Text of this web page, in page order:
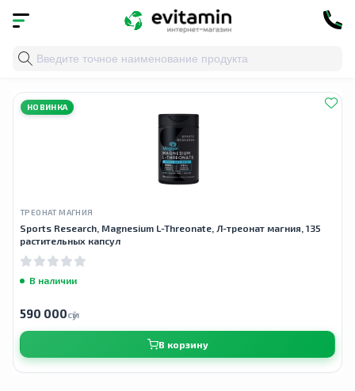
Главная » sports research magtein
НОВИНКА
ТРЕОНАТ МАГНИЯ
Sports Research, Magnesium L-Threonate, Л-треонат магния, 135
растительных капсул
В наличии
590 000сӯм
В корзину